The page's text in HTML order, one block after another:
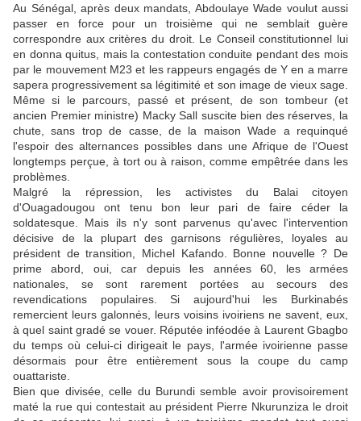
Au Sénégal, après deux mandats, Abdoulaye Wade voulut aussi
passer en force pour un troisième qui ne semblait guère
correspondre aux critères du droit. Le Conseil constitutionnel lui
en donna quitus, mais la contestation conduite pendant des mois
par le mouvement M23 et les rappeurs engagés de Y en a marre
sapera progressivement sa légitimité et son image de vieux sage.
Même si le parcours, passé et présent, de son tombeur (et
ancien Premier ministre) Macky Sall suscite bien des réserves, la
chute, sans trop de casse, de la maison Wade a requinqué
l'espoir des alternances possibles dans une Afrique de l'Ouest
longtemps perçue, à tort ou à raison, comme empêtrée dans les
problèmes.
Malgré la répression, les activistes du Balai citoyen
d'Ouagadougou ont tenu bon leur pari de faire céder la
soldatesque. Mais ils n'y sont parvenus qu'avec l'intervention
décisive de la plupart des garnisons régulières, loyales au
président de transition, Michel Kafando. Bonne nouvelle ? De
prime abord, oui, car depuis les années 60, les armées
nationales, se sont rarement portées au secours des
revendications populaires. Si aujourd'hui les Burkinabés
remercient leurs galonnés, leurs voisins ivoiriens ne savent, eux,
à quel saint gradé se vouer. Réputée inféodée à Laurent Gbagbo
du temps où celui-ci dirigeait le pays, l'armée ivoirienne passe
désormais pour être entièrement sous la coupe du camp
ouattariste.
Bien que divisée, celle du Burundi semble avoir provisoirement
maté la rue qui contestait au président Pierre Nkurunziza le droit